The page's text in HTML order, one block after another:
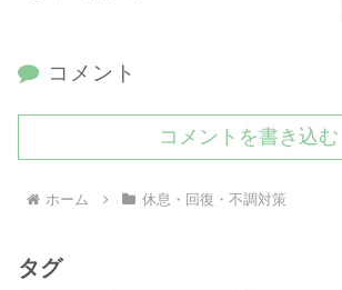
コメント
コメントを書き込む
ホーム 休息・回復・不調対策
タグ